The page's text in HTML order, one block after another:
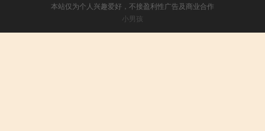
本站仅为个人兴趣爱好，不接盈利性广告及商业合作
小男孩